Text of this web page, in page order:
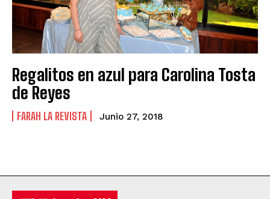
Regalitos en azul para Carolina Tosta
de Reyes
FARAH LA REVISTA Junio 27, 2018